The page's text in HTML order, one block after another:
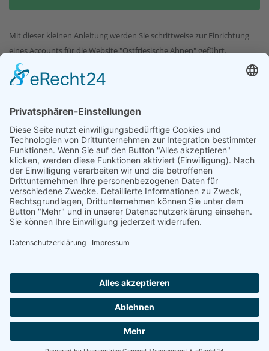
Mit dieser kleinen Anleitung werden Sie schrittweise zur Einrichtung
eines Accounts für die Website "Ostfriesische Ahnen" geführt.